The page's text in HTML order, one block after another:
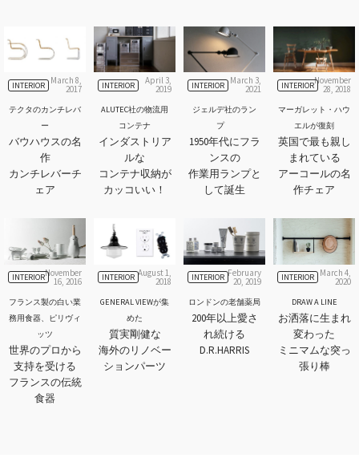
INTERIOR March 8,
2017
テクタのカンチレバ
ー
バウハウスの名
作
カンチレバーチ
ェア
INTERIOR April 3,
2019
ALUTEC社の物流用
コンテナ
インダストリア
ルな
コンテナ収納が
カッコいい！
INTERIOR March 3,
2021
ジェルデ社のラン
プ
1950年代にフラ
ンスの
作業用ランプと
して誕生
INTERIORNovember
28, 2018
マーガレット・ハウ
エルが復刻
英国で最も親し
まれている
アーコールの名
作チェア
INTERIORNovember
16, 2016
フランス製の白い業
務用食器、ピリヴィ
ッツ
世界のプロから
支持を受ける
フランスの伝統
食器
INTERIOR August 1,
2018
GENERAL VIEWが集
めた
質実剛健な
海外のリノベー
ションパーツ
INTERIOR February
20, 2019
ロンドンの老舗薬局
200年以上愛さ
れ続ける
D.R.HARRIS
INTERIOR March 4,
2020
DRAW A LINE
お洒落に生まれ
変わった
ミニマムな突っ
張り棒